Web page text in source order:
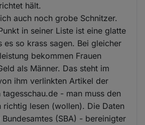
hält.
auch noch grobe Schnitzer.
in seiner Liste ist eine glatte
es so krass sagen. Bei gleicher
bekommen Frauen
als Männer. Das steht im
ihm verlinkten Artikel der
- man muss den
richtig lesen (wollen). Die Daten
(SBA) - bereinigter